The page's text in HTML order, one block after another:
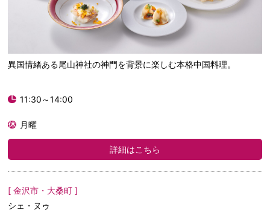
異国情緒ある尾山神社の神門を背景に楽しむ本格中国料理。
11:30～14:00
月曜
詳細はこちら
[ 金沢市・大桑町 ]
シェ・ヌゥ